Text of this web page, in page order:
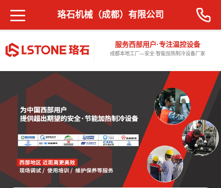
服务西部用户·专注温控设备
成都本地工厂—安全·智能加热制冷设备厂家
珞石机械（成都）有限公司